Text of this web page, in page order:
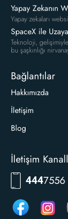
Yapay Zekanın
Yapay zekaları
SpaceX ile
Teknoloji,
bu şaşkınlığı
Bağlantılar
Hakkımızda
İletişim
Blog
İletişim
4447556